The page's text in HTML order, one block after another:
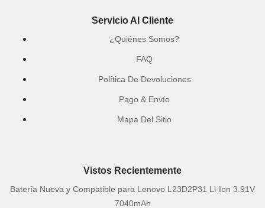
Servicio Al Cliente
¿Quiénes Somos?
FAQ
Política De Devoluciones
Pago & Envío
Mapa Del Sitio
Vistos Recientemente
Batería Nueva y Compatible para Lenovo L23D2P31 Li-Ion 3.91V
7040mAh